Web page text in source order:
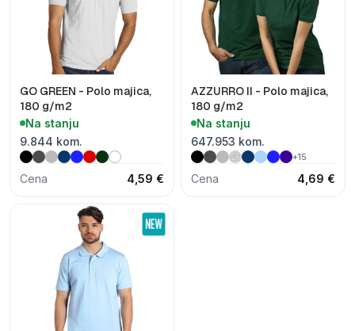
GO GREEN - Polo majica,
180 g/m2
Na stanju
9.844 kom.
Cena 4,59 €
AZZURRO II - Polo majica,
180 g/m2
Na stanju
647.953 kom.
+15
Cena 4,69 €